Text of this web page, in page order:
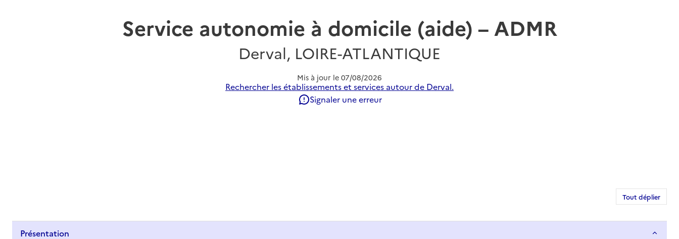
Service autonomie à domicile (aide) – ADMR
Derval, LOIRE-ATLANTIQUE
Mis à jour le 07/08/2026
Rechercher les établissements et services autour de Derval.
Signaler une erreur
Tout déplier
Présentation